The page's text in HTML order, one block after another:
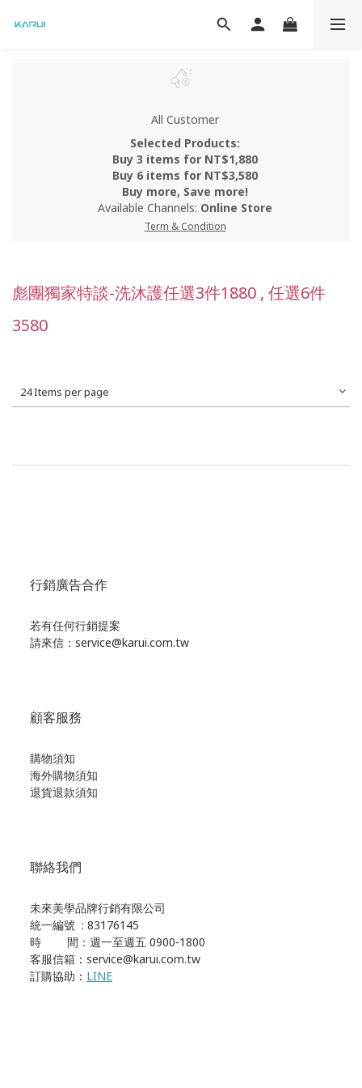
All Customer
Selected Products:
Buy 3 items for NT$1,880
Buy 6 items for NT$3,580
Buy more, Save more!
Available Channels: Online Store
Term & Condition
彪團獨家特談-洗沐護任選3件1880 , 任選6件
3580
24 Items per page
行銷廣告合作
若有任何行銷提案
請來信：service@karui.com.tw
顧客服務
購物須知
海外購物須知
退貨退款須知
聯絡我們
未來美學品牌行銷有限公司
統一編號 : 83176145
時 間：週一至週五 0900-1800
客服信箱 ： service@karui.com.tw
訂購協助 ： LINE